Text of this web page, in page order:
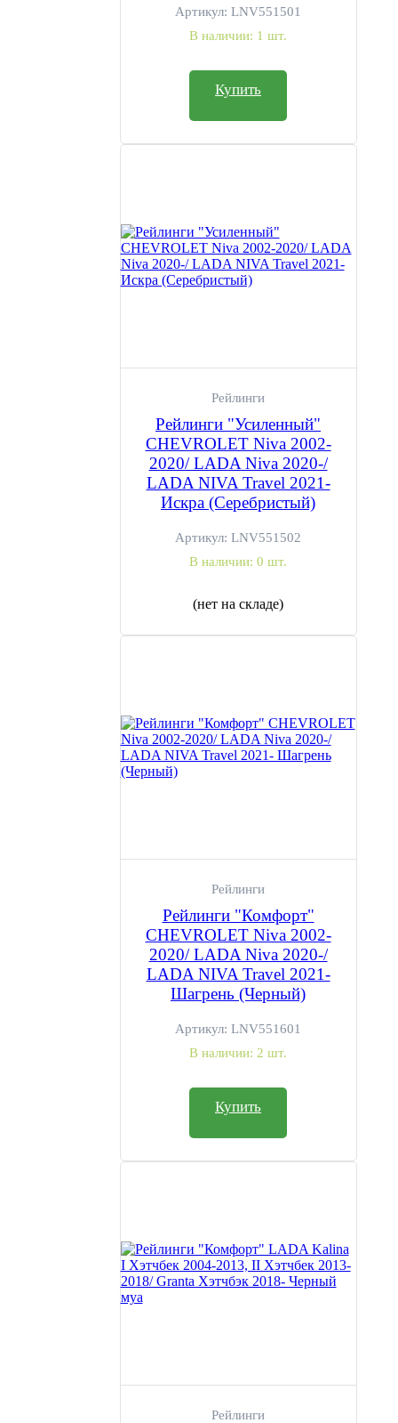
Артикул: LNV551501
В наличии: 1 шт.
Купить
Рейлинги
Рейлинги "Усиленный"
CHEVROLET Niva 2002-
2020/ LADA Niva 2020-/
LADA NIVA Travel 2021-
Искра (Серебристый)
Артикул: LNV551502
В наличии: 0 шт.
(нет на складе)
Рейлинги
Рейлинги "Комфорт"
CHEVROLET Niva 2002-
2020/ LADA Niva 2020-/
LADA NIVA Travel 2021-
Шагрень (Черный)
Артикул: LNV551601
В наличии: 2 шт.
Купить
Рейлинги